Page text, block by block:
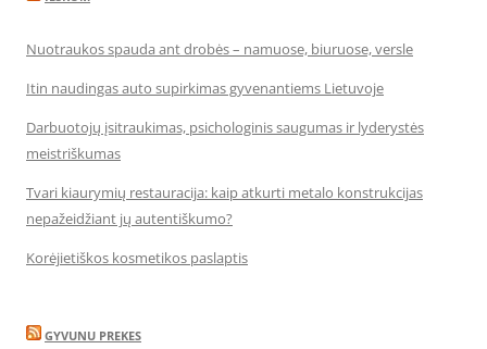
Nuotraukos spauda ant drobės – namuose, biuruose, versle
Itin naudingas auto supirkimas gyvenantiems Lietuvoje
Darbuotojų įsitraukimas, psichologinis saugumas ir lyderystės
meistriškumas
Tvari kiaurymių restauracija: kaip atkurti metalo konstrukcijas
nepažeidžiant jų autentiškumo?
Korėjietiškos kosmetikos paslaptis
GYVUNU PREKES